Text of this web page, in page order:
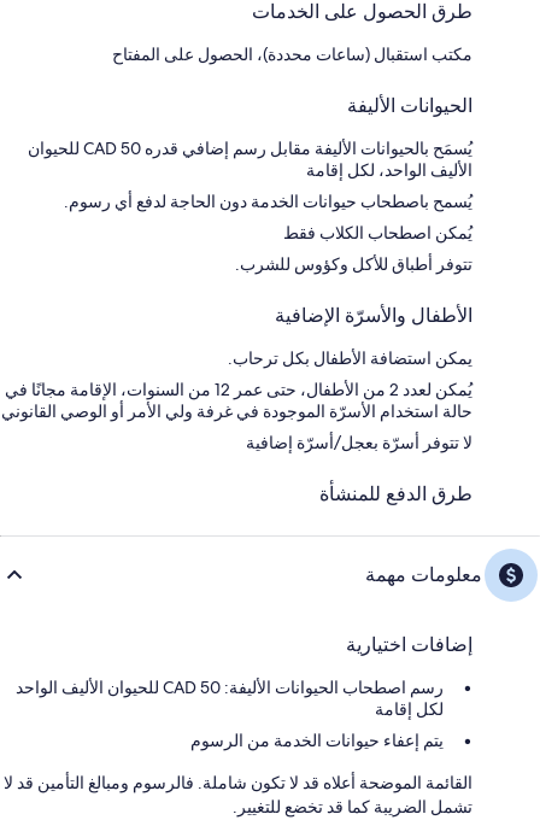
طرق الحصول على الخدمات
مكتب استقبال (ساعات محددة)، الحصول على المفتاح
الحيوانات الأليفة
يُسمَح بالحيوانات الأليفة مقابل رسم إضافي قدره CAD 50 للحيوان
الأليف الواحد، لكل إقامة
يُسمح باصطحاب حيوانات الخدمة دون الحاجة لدفع أي رسوم.
يُمكن اصطحاب الكلاب فقط
تتوفر أطباق للأكل وكؤوس للشرب.
الأطفال والأسرّة الإضافية
يمكن استضافة الأطفال بكل ترحاب.
يُمكن لعدد 2 من الأطفال، حتى عمر 12 من السنوات، الإقامة مجانًا في
حالة استخدام الأسرّة الموجودة في غرفة ولي الأمر أو الوصي القانوني
لا تتوفر أسرّة بعجل/أسرّة إضافية
طرق الدفع للمنشأة
معلومات مهمة
إضافات اختيارية
رسم اصطحاب الحيوانات الأليفة: 50 CAD للحيوان الأليف الواحد
لكل إقامة
يتم إعفاء حيوانات الخدمة من الرسوم
القائمة الموضحة أعلاه قد لا تكون شاملة. فالرسوم ومبالغ التأمين قد لا
تشمل الضريبة كما قد تخضع للتغيير.